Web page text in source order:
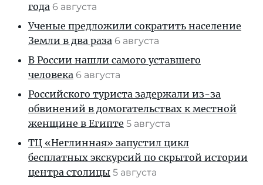
года 6 августа
Ученые предложили сократить население
Земли в два раза 6 августа
В России нашли самого уставшего
человека 6 августа
Российского туриста задержали из-за
обвинений в домогательствах к местной
женщине в Египте 5 августа
ТЦ «Неглинная» запустил цикл
бесплатных экскурсий по скрытой истории
центра столицы 5 августа